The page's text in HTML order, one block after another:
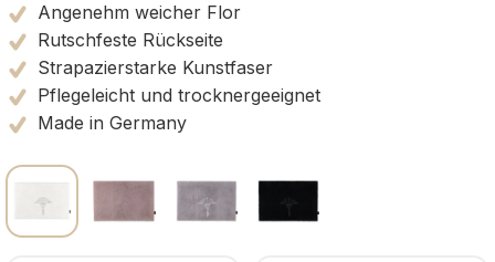
Angenehm weicher Flor
Rutschfeste Rückseite
Strapazierstarke Kunstfaser
Pflegeleicht und trocknergeeignet
Made in Germany